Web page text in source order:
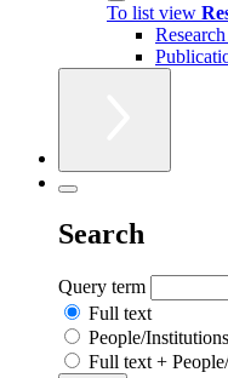
To list view
Search
Query term
Full text
People/
Full text +